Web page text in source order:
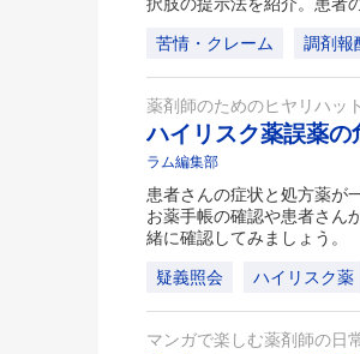
苦情・クレーム 調剤報
薬剤師のためのヒヤリハッ
ハイリスク薬誤薬
ラム編集部
患者さんの症状と処方薬が
お薬手帳の確認や患者さん
緒に確認してみましょう。
疑義照会 ハイリスク薬
マンガで楽しむ薬剤師の日